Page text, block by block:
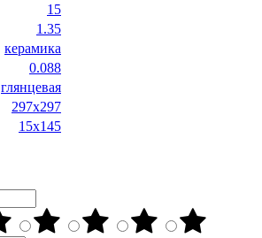
15
1.35
керамика
0.088
глянцевая
297x297
15x145